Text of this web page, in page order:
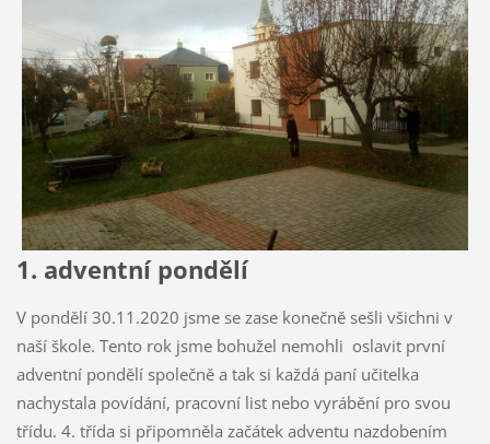
1. adventní pondělí
V pondělí 30.11.2020 jsme se zase konečně sešli všichni v
naší škole. Tento rok jsme bohužel nemohli oslavit první
adventní pondělí společně a tak si každá paní učitelka
nachystala povídání, pracovní list nebo vyrábění pro svou
třídu. 4. třída si připomněla začátek adventu nazdobením